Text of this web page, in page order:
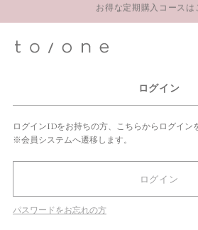
お得な定期購入コースは
【重要】お盆期間中のお問い合わせと
LINE お友達登録 500円OFFクー
ログイン
ログインIDをお持ちの方、こちらからログイン
※会員システムへ遷移します。
ログイン
パスワードをお忘れの方